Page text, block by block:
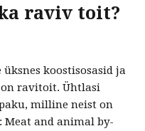
raviv toit?
koostisosasid ja
ravitoit. Ühtlasi
milline neist on
Meat and animal by-